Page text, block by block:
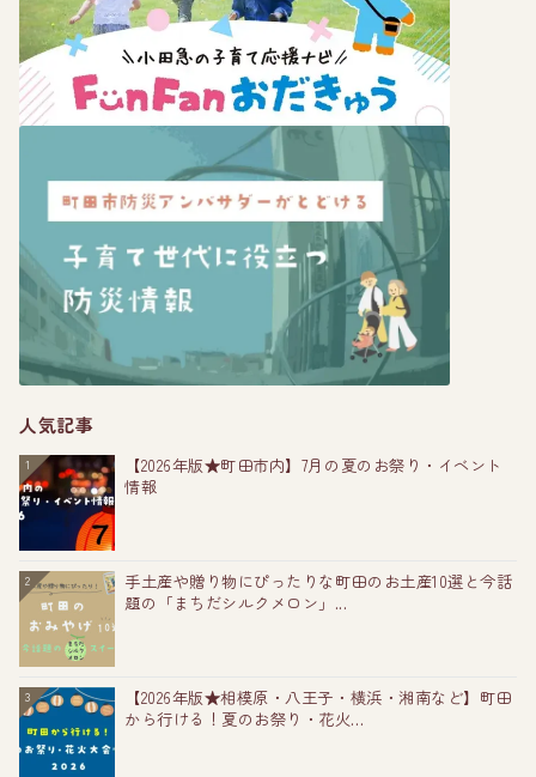
人気記事
1
【2026年版★町田市内】7月の夏のお祭り・イベント
情報
2
手土産や贈り物にぴったりな町田のお土産10選と今話
題の「まちだシルクメロン」...
3
【2026年版★相模原・八王子・横浜・湘南など】町田
から行ける！夏のお祭り・花火...